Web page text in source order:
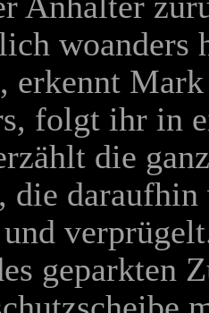
erkennt
folgt ihr in
die
die
geparkten